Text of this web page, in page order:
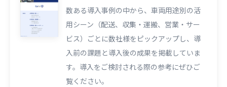
数ある導入事例の中から、車両用途別の活
用シーン（配送、収集・運搬、営業・サー
ビス）ごとに数社様をピックアップし、導
入前の課題と導入後の成果を掲載していま
す。導入をご検討される際の参考にぜひご
覧ください。​​